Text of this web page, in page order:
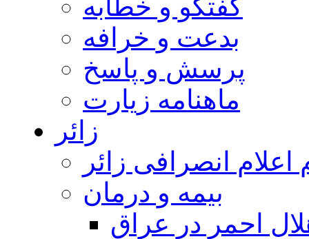
گفتگو و خطابه
بدعت و خرافه
پرسش و پاسخ
ماهنامه زیارت
زائر
اعلام انصرافی زائر
بيمه و درمان
احمر در عراق